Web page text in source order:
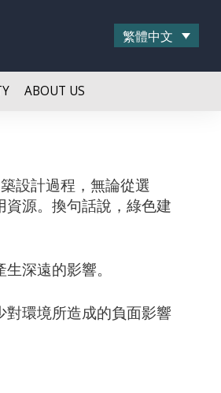
繁體中文
ABOUT US
設計過程，無論從選
源。換句話說，綠色建
深遠的影響。
環境所造成的負面影響